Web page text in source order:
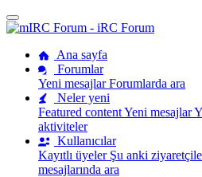
Ana sayfa
Forumlar
Yeni mesajlarForumlarda ara
Neler yeni
Featured contentYeni mesajlar
aktiviteler
Kullanıcılar
Kayıtlı üyeler Şu anki
mesajlarında ara